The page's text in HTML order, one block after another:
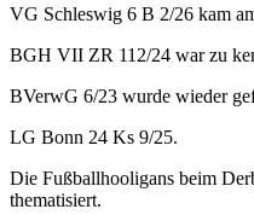
VG Schleswig 6 B 2/26 kam
BGH VII ZR 112/24 war zu
BVerwG 6/23 wurde wieder
LG Bonn 24 Ks 9/25.
Die Fußballhooligans beim
thematisiert.